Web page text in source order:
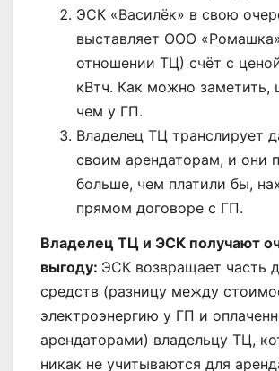
ЭСК «Василёк» в свою
выставляет ООО
отношении ТЦ) счёт с
кВтч. Как можно заметить,
чем у ГП.
Владелец ТЦ транслирует
своим арендаторам, и они
больше, чем платили бы,
прямом договоре с ГП.
Владелец ТЦ и ЭСК получают
выгоду: ЭСК возвращает часть
средств (разницу между
электроэнергию у ГП и
арендаторами) владельцу ТЦ,
никак не учитываются для